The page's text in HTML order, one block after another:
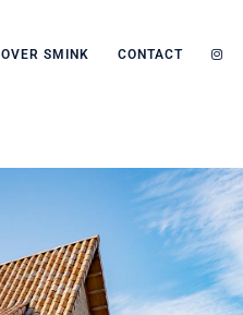
OVER SMINK CONTACT